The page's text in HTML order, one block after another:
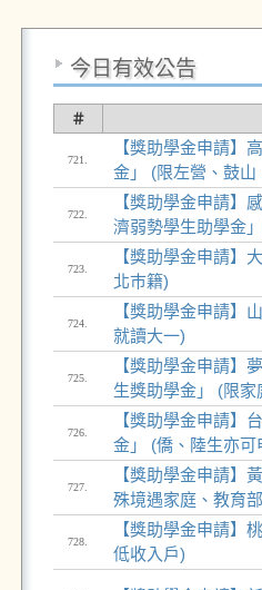
今日有效公告
＃
721.
【獎助學金申請】
金」 (限左營、鼓
722.
【獎助學金申請】
濟弱勢學生助學金
723.
【獎助學金申請】
北巿籍)
724.
【獎助學金申請】
就讀大一)
725.
【獎助學金申請】
生獎助學金」 (限
726.
【獎助學金申請】
金」 (僑、陸生亦可
727.
【獎助學金申請】
殊境遇家庭、教育
728.
【獎助學金申請】
低收入戶)